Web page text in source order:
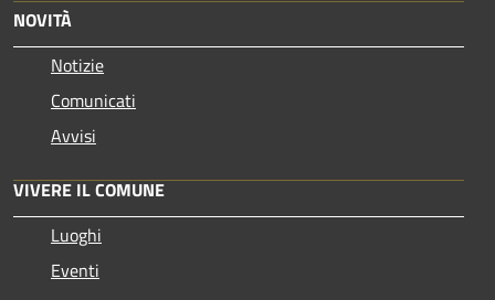
NOVITÀ
Notizie
Comunicati
Avvisi
VIVERE IL COMUNE
Luoghi
Eventi